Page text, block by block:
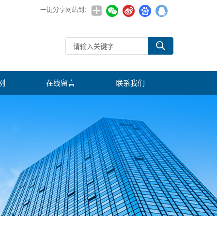
一键分享网站到：
在线留言 联系我们